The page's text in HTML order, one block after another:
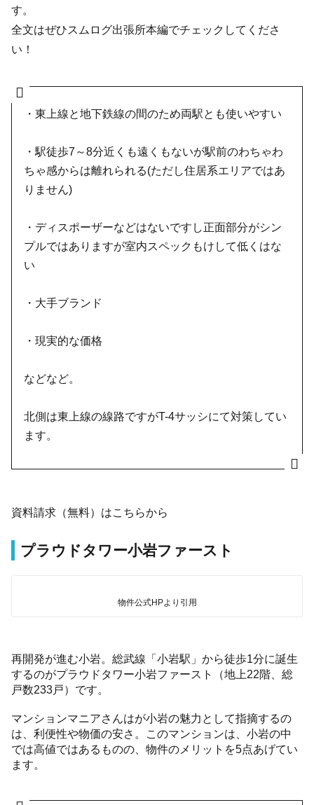
す。
全文はぜひスムログ出張所本編でチェックしてくださ
い！
・東上線と地下鉄線の間のため両駅とも使いやすい
・駅徒歩7～8分近くも遠くもないが駅前のわちゃわ
ちゃ感からは離れられる(ただし住居系エリアではあ
りません)
・ディスポーザーなどはないですし正面部分がシン
プルではありますが室内スペックもけして低くはな
い
・大手ブランド
・現実的な価格
などなど。
北側は東上線の線路ですがT-4サッシにて対策してい
ます。
資料請求（無料）はこちらから
プラウドタワー小岩ファースト
物件公式HPより引用
再開発が進む小岩。総武線「小岩駅」から徒歩1分に誕生
するのがプラウドタワー小岩ファースト（地上22階、総
戸数233戸）です。
マンションマニアさんはが小岩の魅力として指摘するの
は、利便性や物価の安さ。このマンションは、小岩の中
では高値ではあるものの、物件のメリットを5点あげてい
ます。